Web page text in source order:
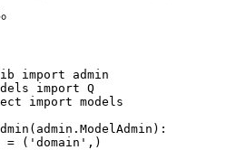
import admin
import Q
import models
(admin.ModelAdmin):
= (
'domain' ,)